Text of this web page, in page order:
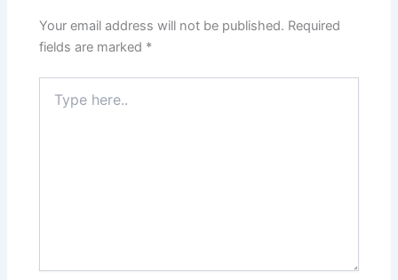
Your email address will not be published. Required
fields are marked *
here..